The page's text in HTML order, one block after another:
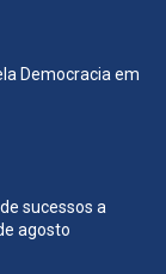
Democracia em
sucessos a
agosto